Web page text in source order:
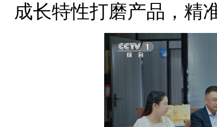
成长特性打磨产品，精